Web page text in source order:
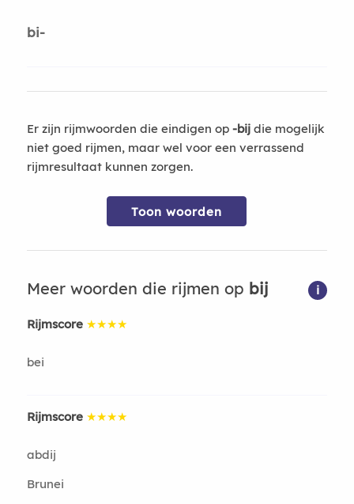
bi-
Er zijn rijmwoorden die eindigen op -bijdie mogelijk
niet goed rijmen, maar wel voor een verrassend
rijmresultaat kunnen zorgen.
Toon woorden
Meer woorden die rijmen op bij i
Rijmscore ★★★★
bei
Rijmscore ★★★★
abdij
Brunei